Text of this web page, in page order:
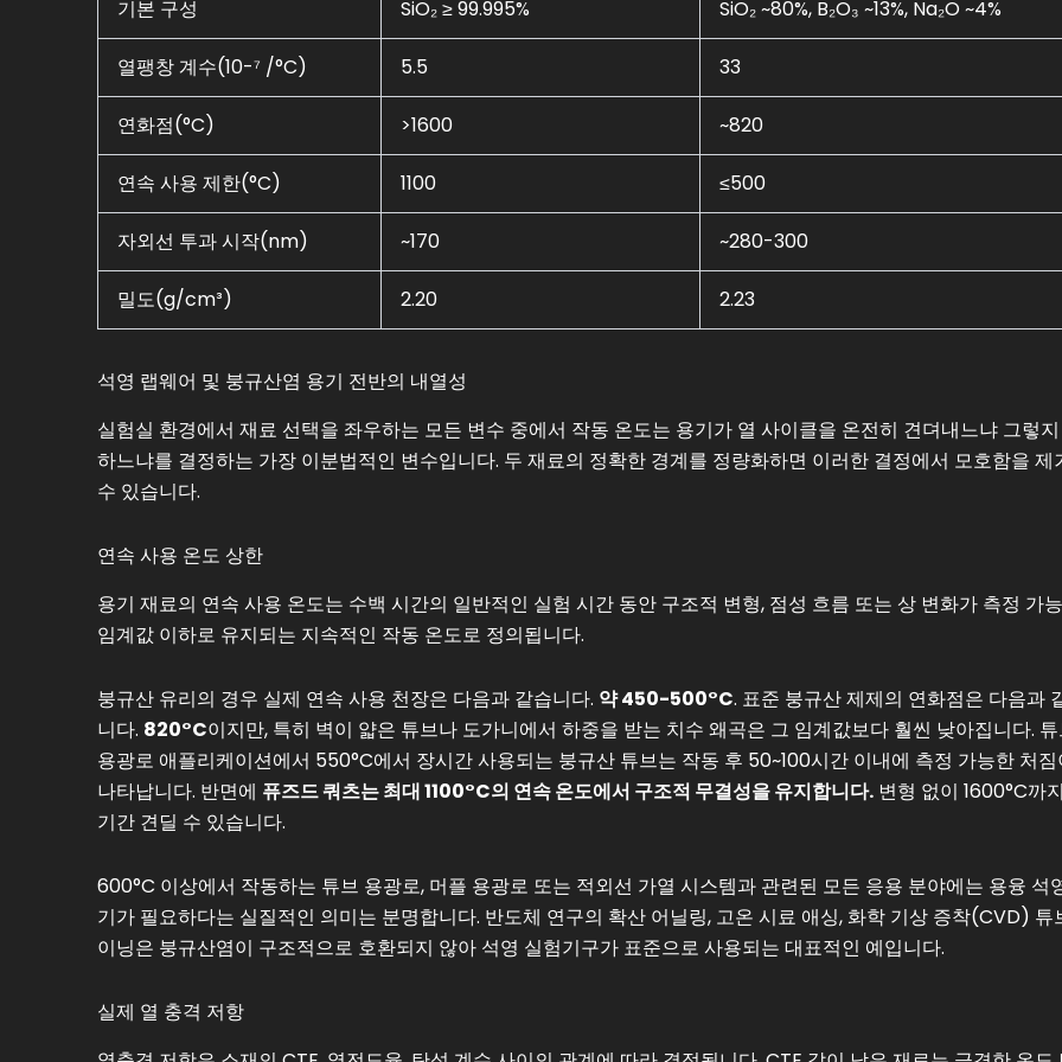
기본 구성 SiO₂ ≥ 99.995% SiO₂ ~80%, B₂O₃ ~13%, Na₂O ~4%
열팽창 계수(10-⁷ /°C) 5.5 33
연화점(°C) >1600 ~820
연속 사용 제한(°C) 1100 ≤500
자외선 투과 시작(nm) ~170 ~280-300
밀도(g/cm³) 2.20 2.23
석영 랩웨어 및 붕규산염 용기 전반의 내열성
실험실 환경에서 재료 선택을 좌우하는 모든 변수 중에서 작동 온도는 용기가 열 사이클을 온전히 견뎌내느냐 그렇
하느냐를 결정하는 가장 이분법적인 변수입니다. 두 재료의 정확한 경계를 정량화하면 이러한 결정에서 모호함을 제
수 있습니다.
연속 사용 온도 상한
용기 재료의 연속 사용 온도는 수백 시간의 일반적인 실험 시간 동안 구조적 변형, 점성 흐름 또는 상 변화가 측정 가
임계값 이하로 유지되는 지속적인 작동 온도로 정의됩니다.
붕규산 유리의 경우 실제 연속 사용 천장은 다음과 같습니다. 약 450-500°C. 표준 붕규산 제제의 연화점은 다음과
니다. 820°C이지만, 특히 벽이 얇은 튜브나 도가니에서 하중을 받는 치수 왜곡은 그 임계값보다 훨씬 낮아집니다.
용광로 애플리케이션에서 550°C에서 장시간 사용되는 붕규산 튜브는 작동 후 50~100시간 이내에 측정 가능한 처
나타납니다. 반면에 퓨즈드 쿼츠는 최대 1100°C의 연속 온도에서 구조적 무결성을 유지합니다. 변형 없이 1600°C까
기간 견딜 수 있습니다.
600°C 이상에서 작동하는 튜브 용광로, 머플 용광로 또는 적외선 가열 시스템과 관련된 모든 응용 분야에는 용융 석
기가 필요하다는 실질적인 의미는 분명합니다. 반도체 연구의 확산 어닐링, 고온 시료 애싱, 화학 기상 증착(CVD) 튜
이닝은 붕규산염이 구조적으로 호환되지 않아 석영 실험기구가 표준으로 사용되는 대표적인 예입니다.
실제 열 충격 저항